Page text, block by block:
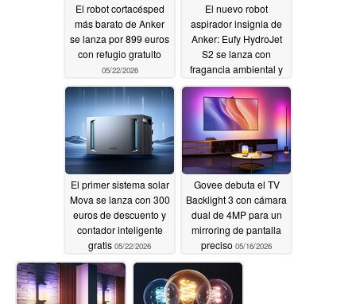
El robot cortacésped
más barato de Anker
se lanza por 899 euros
con refugio gratuito
05/22/2026
El nuevo robot
aspirador insignia de
Anker: Eufy HydroJet
S2 se lanza con
fragancia ambiental y
mopa de rodillo
05/22/2026
El primer sistema solar
Mova se lanza con 300
euros de descuento y
contador inteligente
gratis 05/22/2026
Govee debuta el TV
Backlight 3 con cámara
dual de 4MP para un
mirroring de pantalla
preciso 05/16/2026